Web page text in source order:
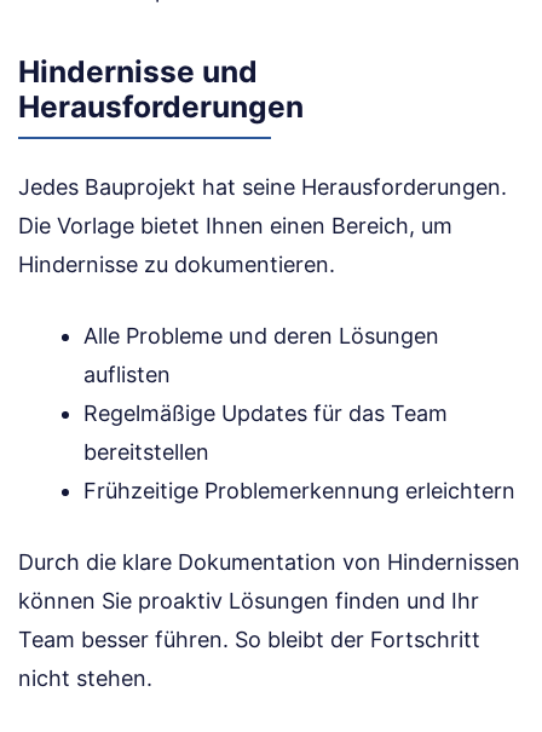
Hindernisse und
Herausforderungen
Jedes Bauprojekt hat seine Herausforderungen.
Die Vorlage bietet Ihnen einen Bereich, um
Hindernisse zu dokumentieren.
Alle Probleme und deren Lösungen
auflisten
Regelmäßige Updates für das Team
bereitstellen
Frühzeitige Problemerkennung erleichtern
Durch die klare Dokumentation von Hindernissen
können Sie proaktiv Lösungen finden und Ihr
Team besser führen. So bleibt der Fortschritt
nicht stehen.